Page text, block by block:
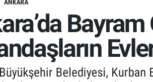
ANKARA
Belediyesi, Kurban